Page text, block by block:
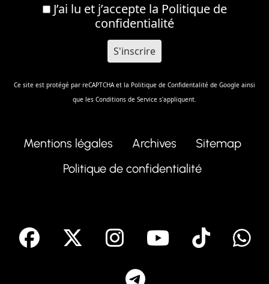
J’ai lu et j’accepte la Politique de
confidentialité
Ce site est protégé par reCAPTCHA et la Politique de Confidentalité de Google ainsi
que les Conditions de Service s'appliquent.
Mentions légales Archives
Sitemap
Politique de confidentialité
facebook Instagram
Youtube
Tik